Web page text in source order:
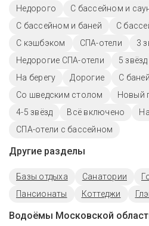
Недорого С бассейном и
С бассейном и баней
С
С кэшбэком
СПА-отели
3
Недорогие СПА-отели
5 звёзд
На берегу
Дорогие С баней
Со шведским столом
Новый
4-5 звёзд
Всё включено
СПА-отели с бассейном
Другие разделы
Базы отдыха Санатории
Пансионаты
Коттеджи
Водоёмы Московской